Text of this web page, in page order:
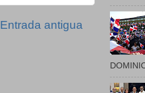
Entrada antigua